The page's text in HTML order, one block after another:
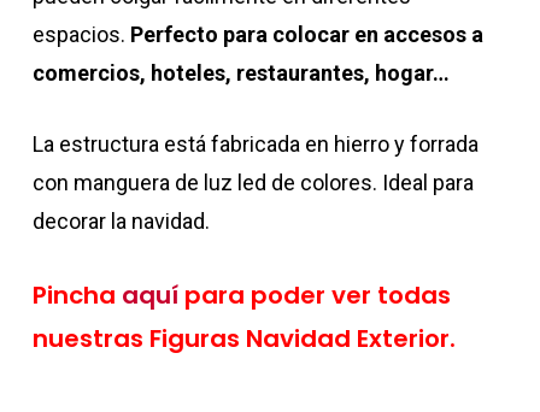
espacios. Perfecto para colocar en accesos a
comercios, hoteles, restaurantes, hogar…
La estructura está fabricada en hierro y forrada
con manguera de luz led de colores. Ideal para
decorar la navidad.
Pincha aquípara poder ver todas
nuestras Figuras Navidad Exterior.